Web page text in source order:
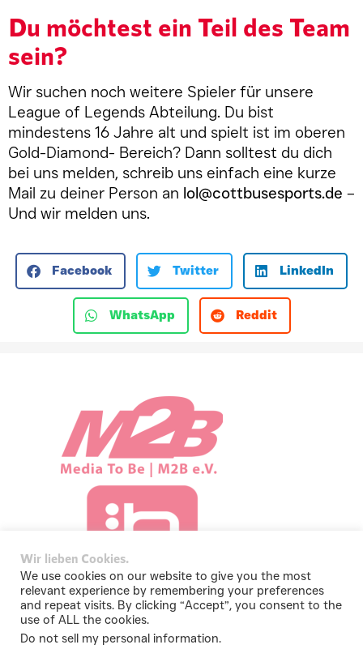
Du möchtest ein Teil des Team
sein?
Wir suchen noch weitere Spieler für unsere
League of Legends Abteilung. Du bist
mindestens 16 Jahre alt und spielt ist im oberen
Gold-Diamond- Bereich? Dann solltest du dich
bei uns melden, schreib uns einfach eine kurze
Mail zu deiner Person an lol@cottbusesports.de –
Und wir melden uns.
Facebook Twitter LinkedIn
WhatsApp Reddit
Wir lieben Cookies.
We use cookies on our website to give you the most
relevant experience by remembering your preferences
and repeat visits. By clicking “Accept”, you consent to the
use of ALL the cookies.
Do not sell my personal information.